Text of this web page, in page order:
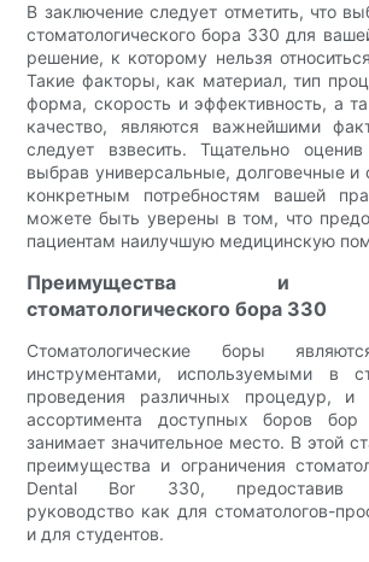
В заключение следует отметить, что
стоматологического бора 330 для
решение, к которому нельзя
Такие факторы, как материал, тип
форма, скорость и эффективность, а
качество, являются важнейшими
следует взвесить. Тщательно
выбрав универсальные, долговечные и
конкретным потребностям вашей
можете быть уверены в том, что
пациентам наилучшую медицинскую
Преимущества и
стоматологического бора 330
Стоматологические боры
инструментами, используемыми в
проведения различных процедур, и
ассортимента доступных боров
занимает значительное место. В этой
преимущества и ограничения
Dental Bor 330, предоставив
руководство как для стоматологов-
и для студентов.